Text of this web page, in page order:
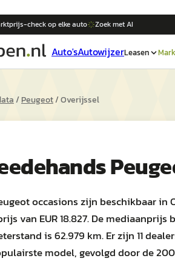
check op elkeauto Zoek met AI
Auto'sAutowijzerLeasen
/Peugeot/Overijssel
occasions zijn beschikbaar
van EUR 18.827. De mediaanprijs
is 62.979 km. Er zijn 11
model, gevolgd door de